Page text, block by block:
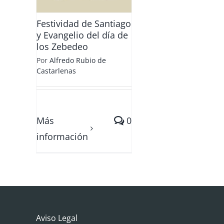
Festividad de Santiago
y Evangelio del día de
los Zebedeo
Por Alfredo Rubio de
Castarlenas
Más
información
0
Aviso Legal